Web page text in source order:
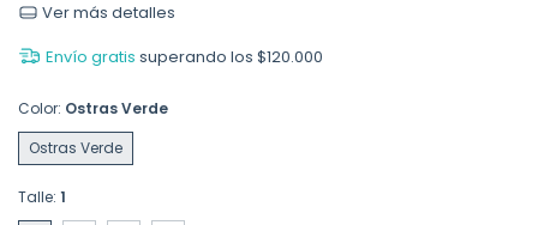
Ver más detalles
Envío gratis superando los $120.000
Color: Ostras Verde
Ostras Verde
Talle: 1